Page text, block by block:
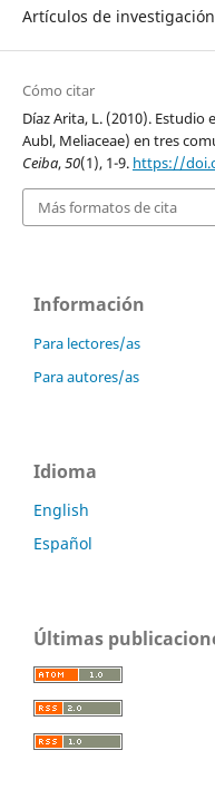
Artículos de investigación
Cómo citar
Díaz Arita, L. (2010).
Aubl, Meliaceae) en tres
Ceiba,50(1), 1-9. https://
Más formatos de cita
Información
Para lectores/as
Para autores/as
Idioma
English
Español
Últimas